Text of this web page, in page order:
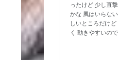
ったけど 少し直
かな 風はいらな
しいところだけ
く 動きやすいの